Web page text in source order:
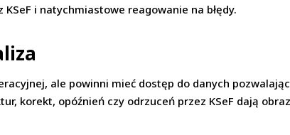
i natychmiastowe reagowanie na błędy.
ale powinni mieć dostęp do danych
korekt, opóźnień czy odrzuceń przez KSeF dają